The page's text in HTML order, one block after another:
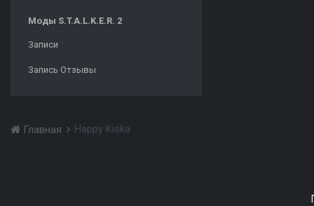
Моды S.T.A.L.K.E.R. 2
Записи
Запись Отзывы
Главная Happy Kiska